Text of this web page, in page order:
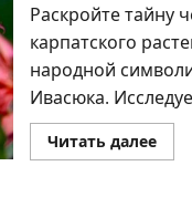
без
Раскройте тайну
карпатского
народной
Ивасюка.
Читать далее